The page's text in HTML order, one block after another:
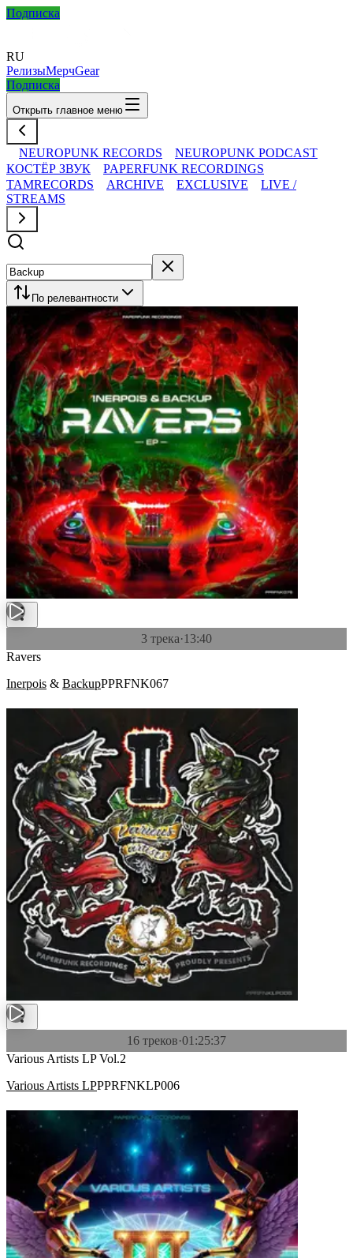
Подписка
RU
РелизыМерчGear
Подписка
Открыть главное меню
NEUROPUNK RECORDS
NEUROPUNK PODCAST
КОСТЁР ЗВУК
PAPERFUNK RECORDINGS
TAMRECORDS
ARCHIVE EXCLUSIVE
LIVE /
STREAMS
По релевантности
3 трека·13:40
Ravers
Inerpois & BackupPPRFNK067
16 треков·01:25:37
Various Artists LP Vol.2
Various Artists LPPPRFNKLP006